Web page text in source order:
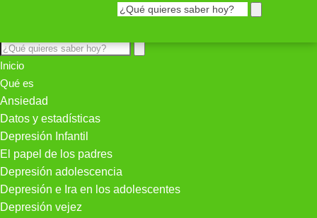
Inicio
Qué es
Ansiedad
Datos y estadísticas
Depresión Infantil
El papel de los padres
Depresión adolescencia
Depresión e Ira en los adolescentes
Depresión vejez